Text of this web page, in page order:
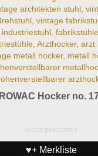
ROWAC Hocker no.
NICHT BEWERTET
♥+ Merkliste